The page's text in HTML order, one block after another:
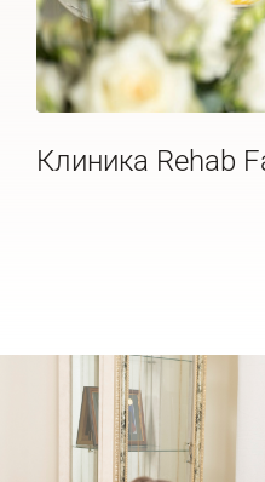
Клиника Rehab